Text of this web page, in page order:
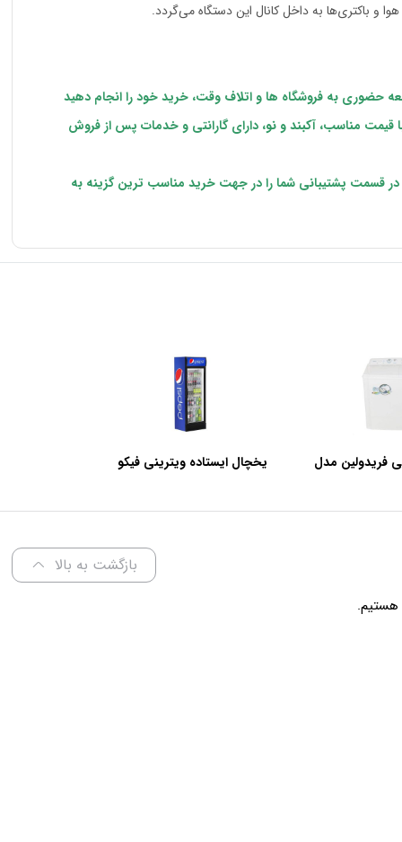
باکتری‌ها به داخل کانال این دستگاه می‌گردد.
حضوری به فروشگاه ها و اتلاف وقت، خرید خود را انجام دهید
قیمت مناسب، آکبند و نو، دارای گارانتی و خدمات پس از فروش
در قسمت پشتیبانی شما را در جهت خرید مناسب ترین گزینه به
فریدولین مدل
یخچال ایستاده ویترینی فیکو
بازگشت به بالا